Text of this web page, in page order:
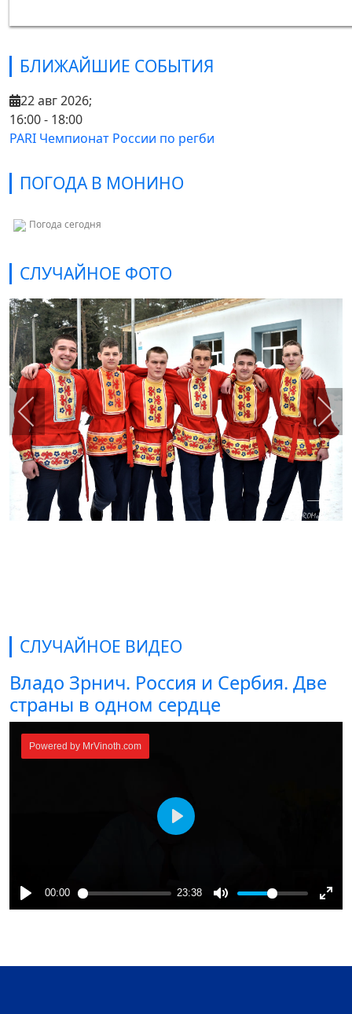
БЛИЖАЙШИЕ СОБЫТИЯ
22 авг 2026;
16:00- 18:00
PARI Чемпионат России по регби
ПОГОДА В МОНИНО
Погода сегодня
СЛУЧАЙНОЕ ФОТО
СЛУЧАЙНОЕ ВИДЕО
Владо Зрнич. Россия и Сербия. Две
страны в одном сердце